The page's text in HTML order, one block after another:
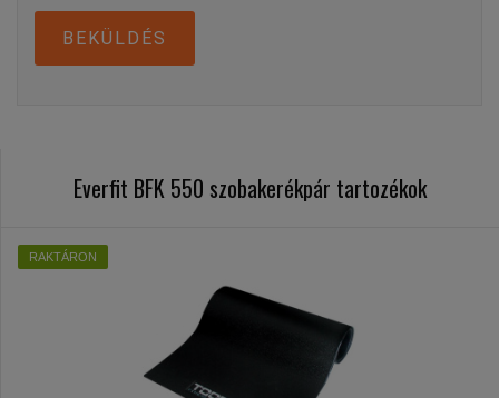
BEKÜLDÉS
Everfit BFK 550 szobakerékpár tartozékok
RAKTÁRON